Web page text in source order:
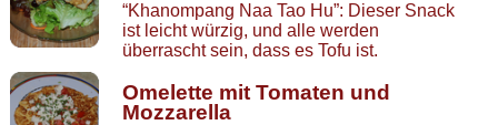
“Khanompang Naa Tao Hu”: Dieser Snack
ist leicht würzig, und alle werden
überrascht sein, dass es Tofu ist.
Omelette mit Tomaten und
Mozzarella